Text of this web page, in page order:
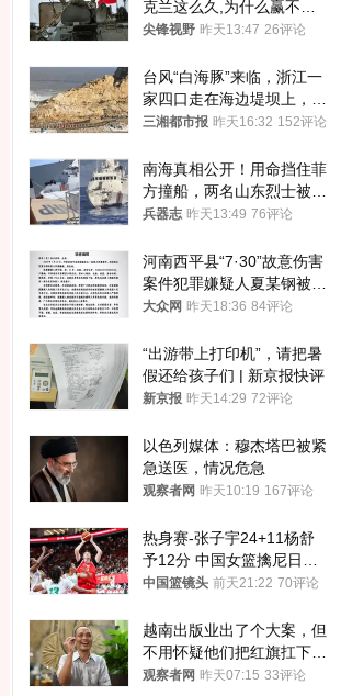
克兰这么久,为什么赢不了?
答案令人沉默
尖锋视野 昨天13:47 26评论
台风“白海豚”来临，浙江一
家四口走在海边堤坝上，其
中9岁男孩被巨浪卷入海
三湘都市报 昨天16:32 152评论
南海真相公开！用命挡住菲
方撞船，两名山东烈士被授
武警最高荣誉
兵器志 昨天13:49 76评论
河南西平县“7·30”故意伤害
案件犯罪嫌疑人夏某钢被抓
获
大众网 昨天18:36 84评论
“出游带上打印机”，请把暑
假还给孩子们 | 新京报快评
新京报 昨天14:29 72评论
以色列媒体：穆杰塔巴被紧
急送医，情况危急
观察者网 昨天10:19 167评论
热身赛-张子宇24+11杨舒
予12分 中国女篮擒尼日利
亚
中国篮镜头 前天21:22 70评论
越南出版业出了个大案，但
不用怀疑他们把红旗扛下去
的决心
观察者网 昨天07:15 33评论